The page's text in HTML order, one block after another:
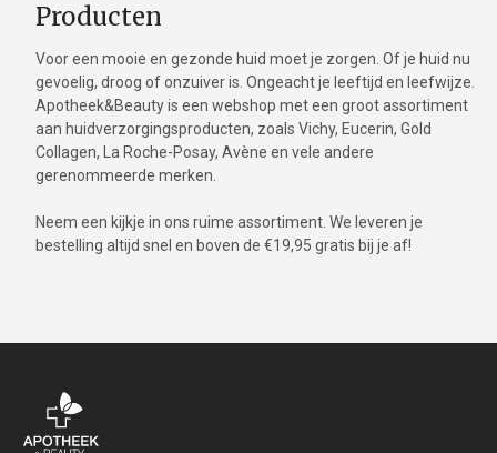
Producten
Voor een mooie en gezonde huid moet je zorgen. Of je huid nu
gevoelig, droog of onzuiver is. Ongeacht je leeftijd en leefwijze.
Apotheek&Beauty is een webshop met een groot assortiment
aan huidverzorgingsproducten, zoals Vichy, Eucerin, Gold
Collagen, La Roche-Posay, Avène en vele andere
gerenommeerde merken.
Neem een kijkje in ons ruime assortiment. We leveren je
bestelling altijd snel en boven de €19,95 gratis bij je af!